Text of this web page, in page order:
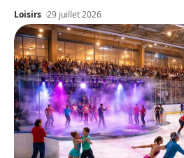
Loisirs 29 juillet 2026